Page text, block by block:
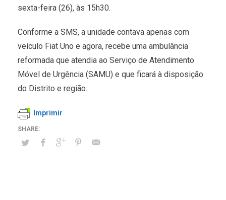
sexta-feira (26), às 15h30.
Conforme a SMS, a unidade contava apenas com
veículo Fiat Uno e agora, recebe uma ambulância
reformada que atendia ao Serviço de Atendimento
Móvel de Urgência (SAMU) e que ficará à disposição
do Distrito e região.
Imprimir